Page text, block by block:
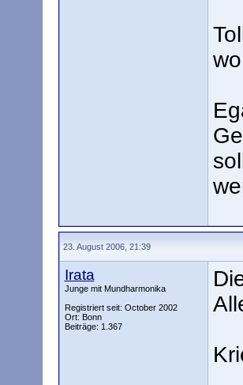
23. August 2006, 21:39
Irata
Junge mit Mundharmonika
Registriert seit: October 2002
Ort: Bonn
Beiträge: 1.367